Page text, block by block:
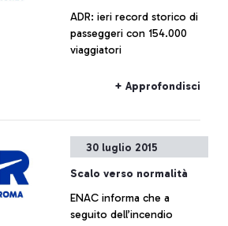
ADR: ieri record storico di
passeggeri con 154.000
viaggiatori
+ Approfondisci
30 luglio 2015
Scalo verso normalità
ENAC informa che a
seguito dell’incendio